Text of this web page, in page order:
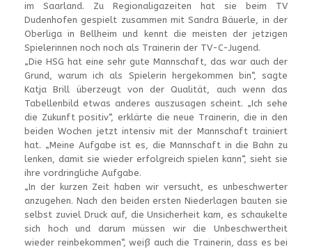
im Saarland. Zu Regionaligazeiten hat sie beim TV
Dudenhofen gespielt zusammen mit Sandra Bäuerle, in der
Oberliga in Bellheim und kennt die meisten der jetzigen
Spielerinnen noch noch als Trainerin der TV-C-Jugend.
„Die HSG hat eine sehr gute Mannschaft, das war auch der
Grund, warum ich als Spielerin hergekommen bin“, sagte
Katja Brill überzeugt von der Qualität, auch wenn das
Tabellenbild etwas anderes auszusagen scheint. „Ich sehe
die Zukunft positiv“, erklärte die neue Trainerin, die in den
beiden Wochen jetzt intensiv mit der Mannschaft trainiert
hat. „Meine Aufgabe ist es, die Mannschaft in die Bahn zu
lenken, damit sie wieder erfolgreich spielen kann“, sieht sie
ihre vordringliche Aufgabe.
„In der kurzen Zeit haben wir versucht, es unbeschwerter
anzugehen. Nach den beiden ersten Niederlagen bauten sie
selbst zuviel Druck auf, die Unsicherheit kam, es schaukelte
sich hoch und darum müssen wir die Unbeschwertheit
wieder reinbekommen“, weiß auch die Trainerin, dass es bei